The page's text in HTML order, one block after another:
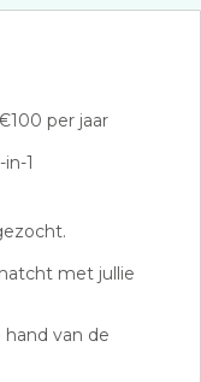
per jaar
1
met jullie
van de